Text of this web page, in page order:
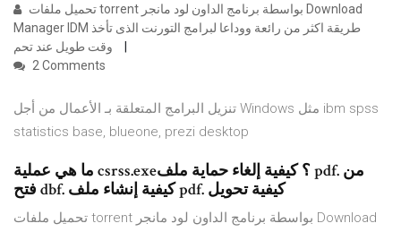
Manager IDM طريقة اكثر من رائعة ووداعا لبرامج التورنت الذى تأخذ
2 Comments
تنزيل البرامج المتعلقة بـ الأعمال من أجل Windows مثل ibm spss
statistics base, blueone, prezi desktop
ما هي عملية csrss.exe؟ كيفية إلغاء حماية ملف pdf. من
فتح dbf. كيفية إنشاء ملف pdf. كيفية تحويل
تحميل ملفات torrent بواسطة برنامج الداون لود مانجر Download